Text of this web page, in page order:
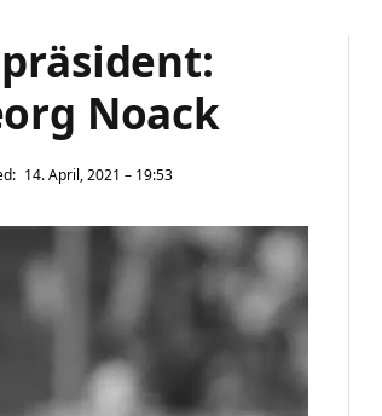
Noack
14. April, 2021 – 19:53